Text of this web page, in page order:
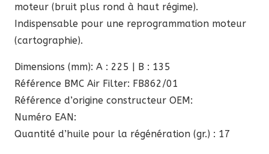
moteur (bruit plus rond à haut régime).
Indispensable pour une reprogrammation moteur
(cartographie).
Dimensions (mm): A : 225 | B : 135
Référence BMC Air Filter: FB862/01
Référence d’origine constructeur OEM:
Numéro EAN:
Quantité d’huile pour la régénération (gr.) : 17